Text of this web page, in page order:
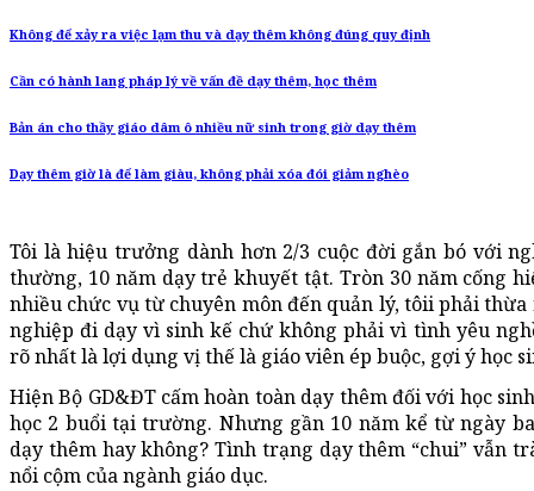
Không để xảy ra việc lạm thu và dạy thêm không đúng quy định
Cần có hành lang pháp lý về vấn đề dạy thêm, học thêm
Bản án cho thầy giáo dâm ô nhiều nữ sinh trong giờ dạy thêm
Dạy thêm giờ là để làm giàu, không phải xóa đói giảm nghèo
Tôi là hiệu trưởng dành hơn 2/3 cuộc đời gắn bó với
thường, 10 năm dạy trẻ khuyết tật. Tròn 30 năm cống
nhiều chức vụ từ chuyên môn đến quản lý, tôii phải
nghiệp đi dạy vì sinh kế chứ không phải vì tình yêu
rõ nhất là lợi dụng vị thế là giáo viên ép buộc, gợi ý học
Hiện Bộ GD&ĐT cấm hoàn toàn dạy thêm đối với học
học 2 buổi tại trường. Nhưng gần 10 năm kể từ ngày
dạy thêm hay không? Tình trạng dạy thêm “chui” vẫn
nổi cộm của ngành giáo dục.